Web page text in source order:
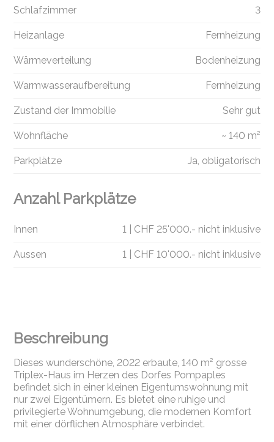
Beschreibung
Dieses wunderschöne, 2022 erbaute, 140 m² grosse
Triplex-Haus im Herzen des Dorfes Pompaples
befindet sich in einer kleinen Eigentumswohnung mit
nur zwei Eigentümern. Es bietet eine ruhige und
privilegierte Wohnumgebung, die modernen Komfort
mit einer dörflichen Atmosphäre verbindet.
Schlafzimmer 3
Heizanlage Fernheizung
Wärmeverteilung Bodenheizung
Warmwasseraufbereitung Fernheizung
Zustand der Immobilie Sehr gut
Wohnfläche ~ 140 m²
Parkplätze Ja, obligatorisch
Anzahl Parkplätze
Innen 1 | CHF 25'000.- nicht inklusive
Aussen 1 | CHF 10'000.- nicht inklusive